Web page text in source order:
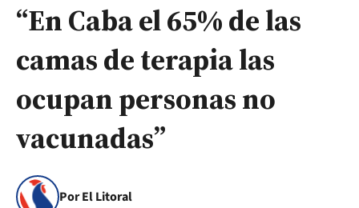
“En Caba el 65% de las
camas de terapia las
ocupan personas no
vacunadas”
Por El Litoral